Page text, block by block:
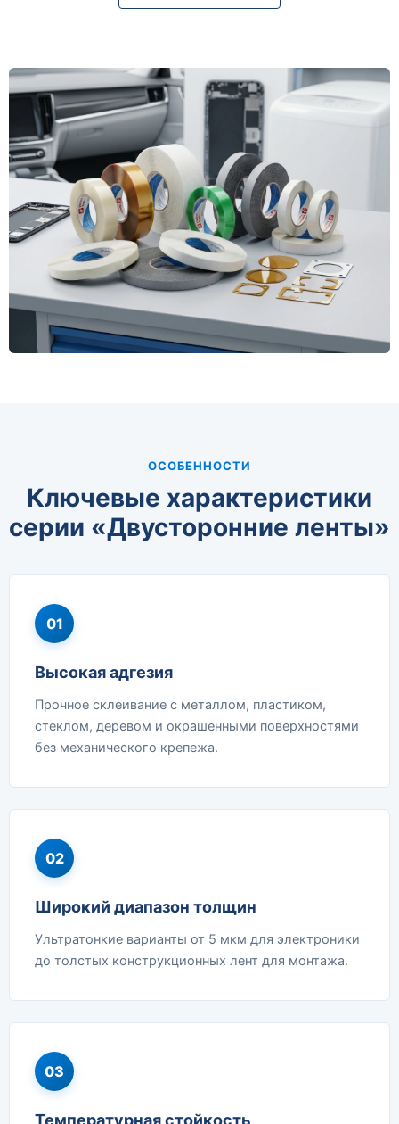
ОСОБЕННОСТИ
Ключевые характеристики
серии «Двусторонние ленты»
01
Высокая адгезия
Прочное склеивание с металлом, пластиком,
стеклом, деревом и окрашенными поверхностями
без механического крепежа.
02
Широкий диапазон толщин
Ультратонкие варианты от 5 мкм для электроники
до толстых конструкционных лент для монтажа.
03
Температурная стойкость